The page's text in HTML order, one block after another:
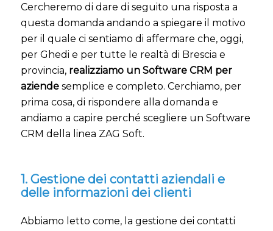
Cercheremo di dare di seguito una risposta a
questa domanda andando a spiegare il motivo
per il quale ci sentiamo di affermare che, oggi,
per Ghedi e per tutte le realtà di Brescia e
provincia, realizziamo un Software CRM per
aziendesemplice e completo. Cerchiamo, per
prima cosa, di rispondere alla domanda e
andiamo a capire perché scegliere un Software
CRM della linea ZAG Soft.
1. Gestione dei contatti aziendali e
delle informazioni dei clienti
Abbiamo letto come, la gestione dei contatti